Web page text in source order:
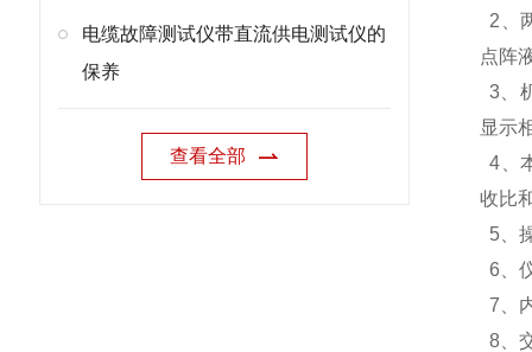
电缆故障测试仪带直流供电测试仪的
保养
查看全部
2、
点阵
3、
显示
4、
收比
5、
6、
7、
8、